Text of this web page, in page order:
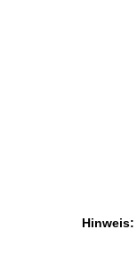
Hinweis: